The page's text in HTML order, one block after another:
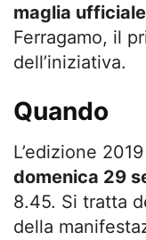
maglia ufficiale
Ferragamo, il
dell’iniziativa.
Quando
L’edizione
domenica 29
8.45. Si tratta
della